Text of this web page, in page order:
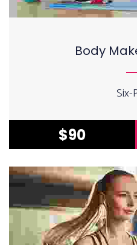
Body
Six-
$90